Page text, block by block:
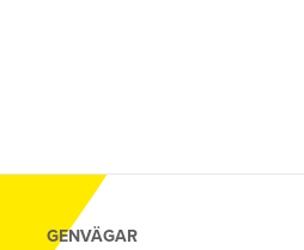
GENVÄGAR